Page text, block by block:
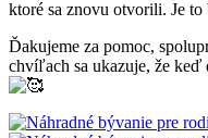
ktoré sa znovu otvorili. Je to
Ďakujeme za pomoc,
chvíľach sa ukazuje, že keď